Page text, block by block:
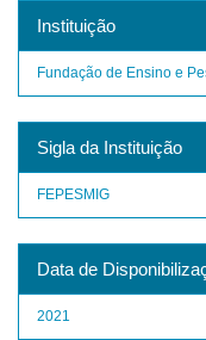
Instituição
Fundação de Ensino e
Sigla da Instituição
FEPESMIG
Data de
2021